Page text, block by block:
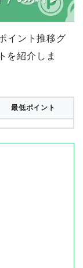
イント推移グ
を紹介しま
最低ポイント